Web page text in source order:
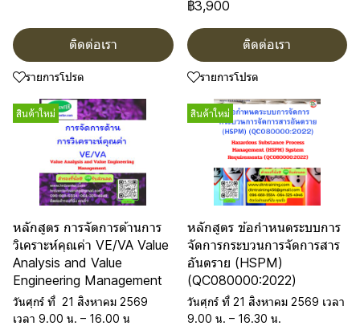
ติดต่อเรา
รายการโปรด
฿3,900
ติดต่อเรา
รายการโปรด
สินค้าใหม่
หลักสูตร การจัดการด้านการ
วิเคราะห์คุณค่า VE/VA Value
Analysis and Value
Engineering Management
วันศุกร์ ที่ 21 สิงหาคม 2569
เวลา 9.00 น. – 16.00 น
สินค้าใหม่
หลักสูตร ข้อกำหนดระบบการ
จัดการกระบวนการจัดการสาร
อันตราย (HSPM)
(QC080000:2022)
วันศุกร์ ที่ 21 สิงหาคม 2569 เวลา
9.00 น. – 16.30 น.